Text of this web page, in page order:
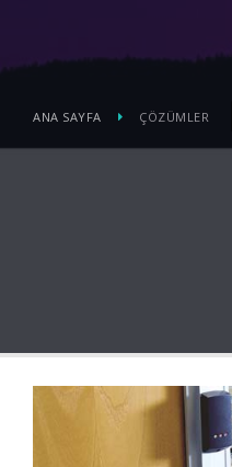
ANA SAYFA ÇÖZÜMLER